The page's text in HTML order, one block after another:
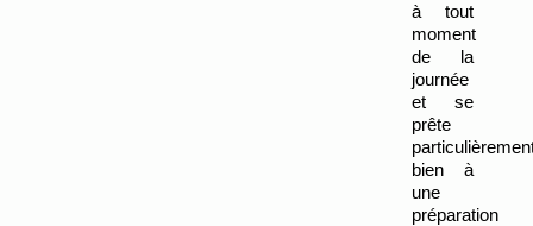
à tout
moment
de la
journée
et se
prête
bien à
une
préparation